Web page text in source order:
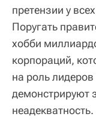
претензии у
Поругать
хобби
корпораций,
на роль
неадекватность.